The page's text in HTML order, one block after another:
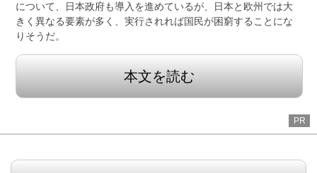
について、日本政府も導入を進めているが、日本と欧州では大
きく異なる要素が多く、実行されれば国民が困窮することにな
りそうだ。
本文を読む
PR